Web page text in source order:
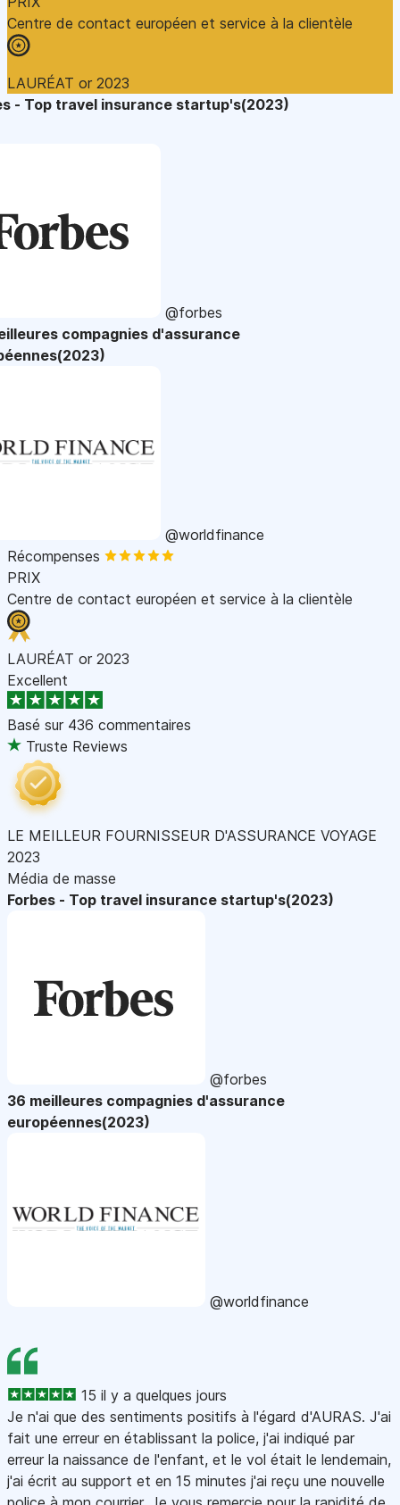
Centre de contact européen et service à la clientèle
LAURÉAT or 2023
- Top travel insurance startup's(2023)
@forbes
compagnies d'assurance
@worldfinance
Récompenses
PRIX
Centre de contact européen et service à la clientèle
LAURÉAT or 2023
Excellent
Basé sur 436 commentaires
Truste Reviews
LE MEILLEUR FOURNISSEUR D'ASSURANCE VOYAGE
2023
Média de masse
Forbes - Top travel insurance startup's(2023)
@forbes
36 meilleures compagnies d'assurance
européennes(2023)
@worldfinance
15 il y a quelques jours
Je n'ai que des sentiments positifs à l'égard d'AURAS. J'ai
fait une erreur en établissant la police, j'ai indiqué par
erreur la naissance de l'enfant, et le vol était le lendemain,
j'ai écrit au support et en 15 minutes j'ai reçu une nouvelle